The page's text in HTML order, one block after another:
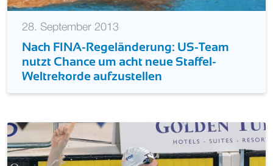
28. September 2013
Nach FINA-Regeländerung: US-Team
nutzt Chance um acht neue Staffel-
Weltrekorde aufzustellen